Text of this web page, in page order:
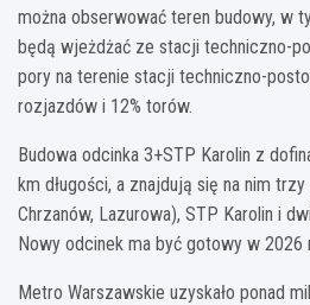
można obserwować teren budowy, w
będą wjeżdżać ze stacji techniczno-
pory na terenie stacji techniczno-
rozjazdów i 12% torów.
Budowa odcinka 3+STP Karolin z
km długości, a znajdują się na nim
Chrzanów, Lazurowa), STP Karolin i
Nowy odcinek ma być gotowy w 2026
Metro Warszawskie uzyskało ponad